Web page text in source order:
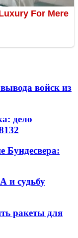
войск из
дело
Бундесвера:
и судьбу
ракеты для